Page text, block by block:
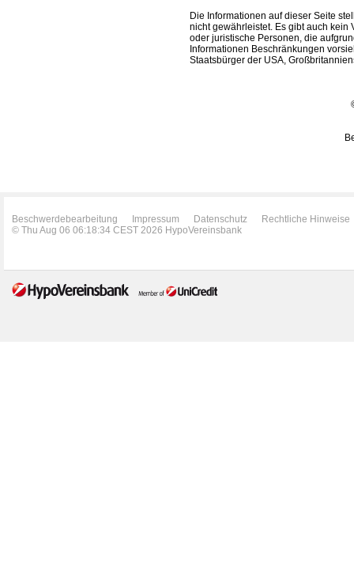
Die Informationen auf dieser Seite
nicht gewährleistet. Es gibt auch kein
oder juristische Personen, die
Informationen Beschränkungen
Staatsbürger der USA,
Beschwerdebearbeitung Impressum Datenschutz
Rechtliche Hinweise
© Thu Aug 06 06:18:34 CEST 2026 HypoVereinsbank